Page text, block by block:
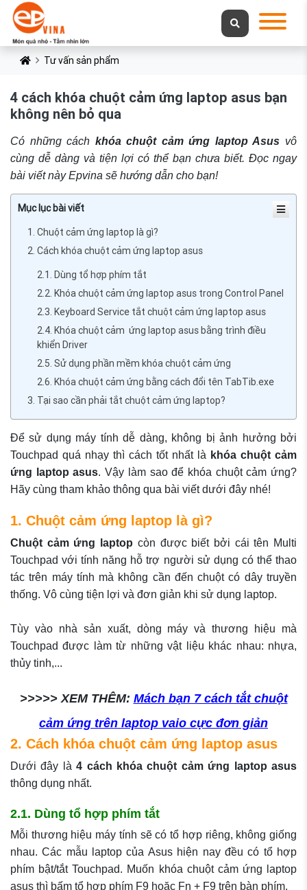
Tư vấn sản phẩm
4 cách khóa chuột cảm ứng laptop asus bạn
không nên bỏ qua
Có những cách khóa chuột cảm ứng laptop Asus vô
cùng dễ dàng và tiện lợi có thể bạn chưa biết. Đọc ngay
bài viết này Epvina sẽ hướng dẫn cho bạn!
Mục lục bài viết
1. Chuột cảm ứng laptop là gì?
2. Cách khóa chuột cảm ứng laptop asus
2.1. Dùng tổ hợp phím tắt
2.2. Khóa chuột cảm ứng laptop asus trong Control Panel
2.3. Keyboard Service tắt chuột cảm ứng laptop asus
2.4. Khóa chuột cảm ứng laptop asus bằng trình điều
khiển Driver
2.5. Sử dụng phần mềm khóa chuột cảm ứng
2.6. Khóa chuột cảm ứng bằng cách đổi tên TabTib.exe
3. Tại sao cần phải tắt chuột cảm ứng laptop?
Để sử dụng máy tính dễ dàng, không bị ảnh hưởng bởi
Touchpad quá nhạy thì cách tốt nhất là khóa chuột cảm
ứng laptop asus. Vậy làm sao để khóa chuột cảm ứng?
Hãy cùng tham khảo thông qua bài viết dưới đây nhé!
1. Chuột cảm ứng laptop là gì?
Chuột cảm ứng laptop còn được biết bởi cái tên Multi
Touchpad với tính năng hỗ trợ người sử dụng có thể thao
tác trên máy tính mà không cần đến chuột có dây truyền
thống. Vô cùng tiện lợi và đơn giản khi sử dụng laptop.
Tùy vào nhà sản xuất, dòng máy và thương hiệu mà
Touchpad được làm từ những vật liệu khác nhau: nhựa,
thủy tinh,...
>>>>> XEM THÊM: Mách bạn 7 cách tắt chuột
cảm ứng trên laptop vaio cực đơn giản
2. Cách khóa chuột cảm ứng laptop asus
Dưới đây là4 cách khóa chuột cảm ứng laptop asus
thông dụng nhất.
2.1. Dùng tổ hợp phím tắt
Mỗi thương hiệu máy tính sẽ có tổ hợp riêng, không giống
nhau. Các mẫu laptop của Asus hiện nay đều có tổ hợp
phím bật/tắt Touchpad. Muốn khóa chuột cảm ứng laptop
asus thì bấm tổ hợp phím F9 hoặc Fn + F9 trên bàn phím.